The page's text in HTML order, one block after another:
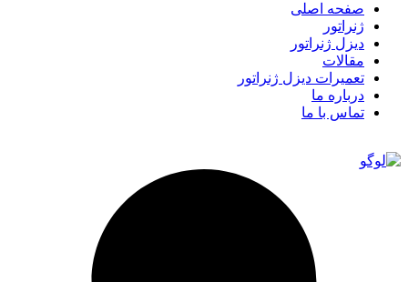
صفحه اصلی
ژنراتور
دیزل ژنراتور
مقالات
تعمیرات دیزل ژنراتور
درباره ما
تماس با ما